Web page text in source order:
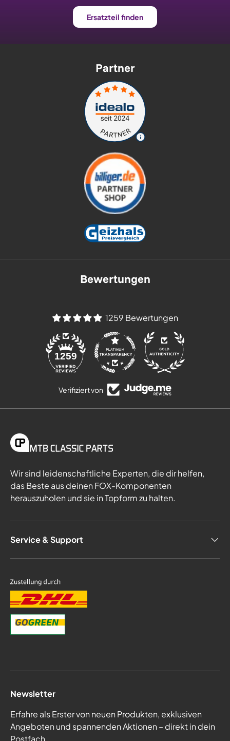
Ersatzteil finden
Partner
Bewertungen
1259 Bewertungen
1259
Verifiziert von
Wir sind leidenschaftliche Experten, die dir helfen,
das Beste aus deinen FOX-Komponenten
herauszuholen und sie in Topform zu halten.
Service & Support
Newsletter
Erfahre als Erster von neuen Produkten, exklusiven
Angeboten und spannenden Aktionen – direkt in dein
Postfach.